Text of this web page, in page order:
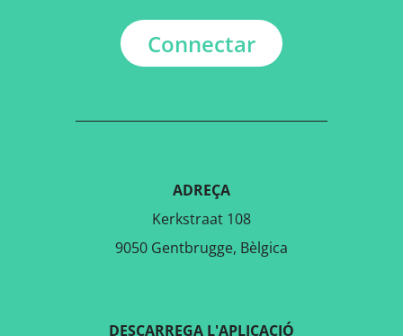
Connectar
ADREÇA
Kerkstraat 108
9050 Gentbrugge, Bèlgica
DESCARREGA L'APLICACIÓ